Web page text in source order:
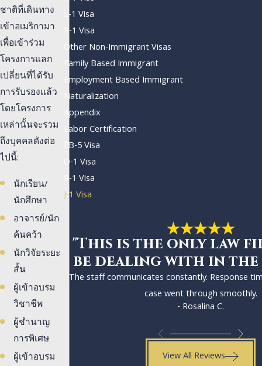
ชาติที่เดินทาง
เข้าอเมริกามา
เพื่อเข้าร่วม
โครงการแลก
เปลี่ยนที่ได้รับ
การรับรองแล้ว
โดยโครงการ
เหล่านั้นจะรวม
ถึงบุคคลดังต่อ
ไปนี้:
นักเรียน/
นักศึกษา
อาจารย์/นัก
ค้นคว้า
นักวิจัยระยะ
สั้น
ผู้เข้าอบรม
วิชาชีพ
ผู้ชำนาญ
การพิเศษ
ผู้เข้าอบรม
L-1 Visa
P-1 Visa
Other Non-Immigrant Visas
Family Based Immigrant
Employment Based Immigrant
Naturalization
Appendix
Labor Certification
EB-5 Visa
O-1 Visa
R-1 Visa
J-1 Visa
"This is the only law
be dealing with in
The staff communicates constantly. Response
case went through smoothly.
- Rosalina C.
View All Reviews